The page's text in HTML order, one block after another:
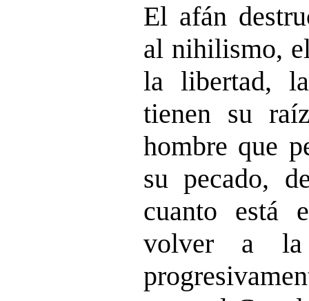
El afán
al nihilismo,
la libertad,
tienen su
hombre que
su pecado,
cuanto está
volver a la